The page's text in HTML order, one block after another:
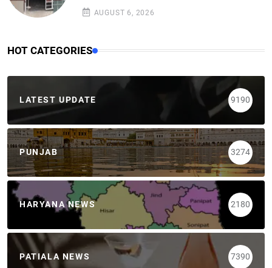
AUGUST 6, 2026
HOT CATEGORIES
LATEST UPDATE 9190
PUNJAB 3274
HARYANA NEWS 2180
PATIALA NEWS 7390